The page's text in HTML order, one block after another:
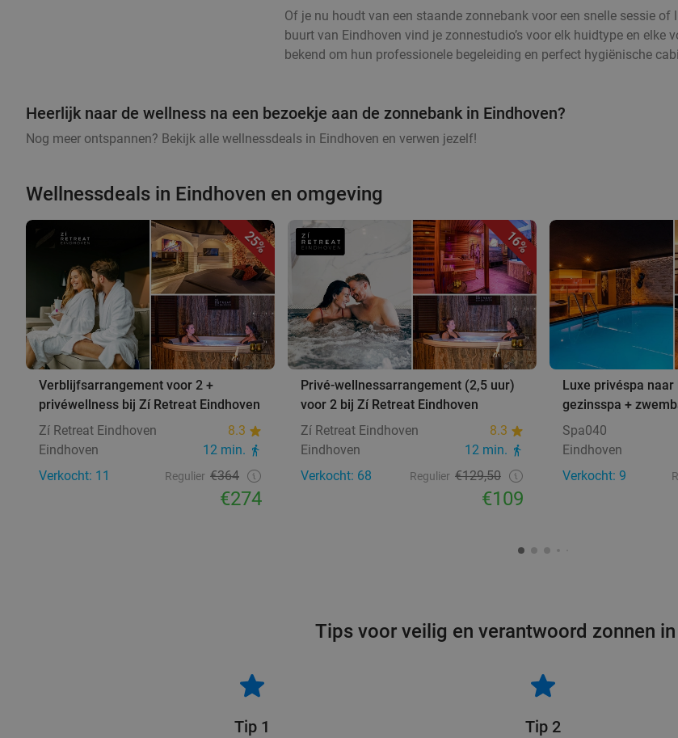
Of je nu houdt van een staande zonnebank voor een snelle sessie
buurt van Eindhoven vind je zonnestudio’s voor elk huidtype en
bekend om hun professionele begeleiding en perfect hygiënische
Heerlijk naar de wellness na een bezoekje aan de zonnebank in Eindhoven?
Nog meer ontspannen? Bekijk alle wellnessdeals in Eindhoven en verwen jezelf!
Wellnessdeals in Eindhoven en omgeving
25%
Verblijfsarrangement voor 2 +
privéwellness bij Zí Retreat Eindhoven
Zí Retreat Eindhoven
8.3
Eindhoven
12 min.
Verkocht: 11
Regulier €364
€274
16%
Privé-wellnessarrangement (2,5 uur)
voor 2 bij Zí Retreat Eindhoven
Zí Retreat Eindhoven
8.3
Eindhoven
12 min.
Verkocht: 68
Regulier €129,50
€109
Luxe privéspa
gezinsspa +
Spa040
Eindhoven
Verkocht: 9
Tips voor veilig en verantwoord zonnen
Tip 1 Tip 2